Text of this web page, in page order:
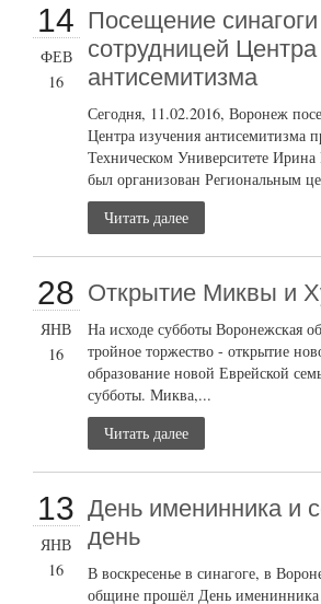
14
ФЕВ
16
Посещение синагоги
сотрудницей Центра
антисемитизма
Сегодня, 11.02.2016, Воронеж
Центра изучения антисемитизма
Техническом Университете
был организован Региональным
Читать далее
28
ЯНВ
16
Открытие Миквы и
На исходе субботы Воронежская
тройное торжество - открытие
образование новой Еврейской
субботы. Миква,...
Читать далее
13
ЯНВ
16
День именинника и
день
В воскресенье в синагоге, в
общине прошёл День